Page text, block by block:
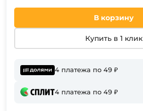
В корзину
Купить в 1 клик
4 платежа по 49 ₽
4 платежа по 49 ₽